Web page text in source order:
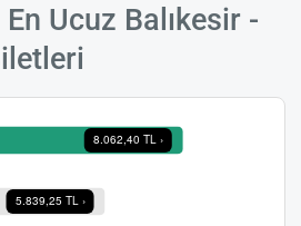
Ucuz Balıkesir -